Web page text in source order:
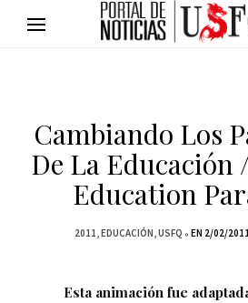
Cambiando Los
De La Educación
Education
2011 EDUCACIÓN USFQ EN 2/02/2011
Esta animación fue